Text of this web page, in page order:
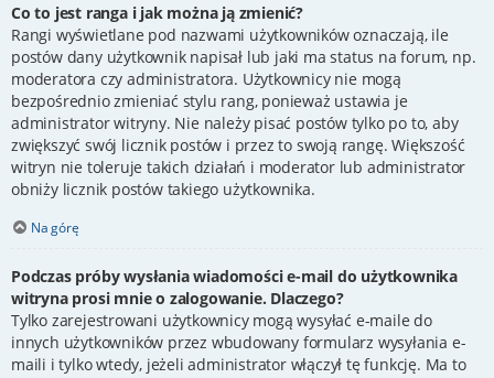
Co to jest ranga i jak można ją zmienić?
Rangi wyświetlane pod nazwami użytkowników oznaczają, ile
postów dany użytkownik napisał lub jaki ma status na forum, np.
moderatora czy administratora. Użytkownicy nie mogą
bezpośrednio zmieniać stylu rang, ponieważ ustawia je
administrator witryny. Nie należy pisać postów tylko po to, aby
zwiększyć swój licznik postów i przez to swoją rangę. Większość
witryn nie toleruje takich działań i moderator lub administrator
obniży licznik postów takiego użytkownika.
Na górę
Podczas próby wysłania wiadomości e-mail do użytkownika
witryna prosi mnie o zalogowanie. Dlaczego?
Tylko zarejestrowani użytkownicy mogą wysyłać e-maile do
innych użytkowników przez wbudowany formularz wysyłania e-
maili i tylko wtedy, jeżeli administrator włączył tę funkcję. Ma to